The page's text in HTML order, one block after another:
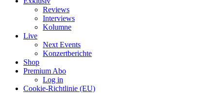
Reviews
Interviews
Kolumne
Live
Next Events
Konzertberichte
Shop
Premium Abo
Log in
Cookie-Richtlinie (EU)